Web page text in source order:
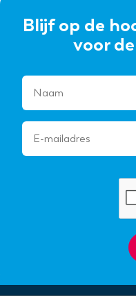
Blijf op de
voor